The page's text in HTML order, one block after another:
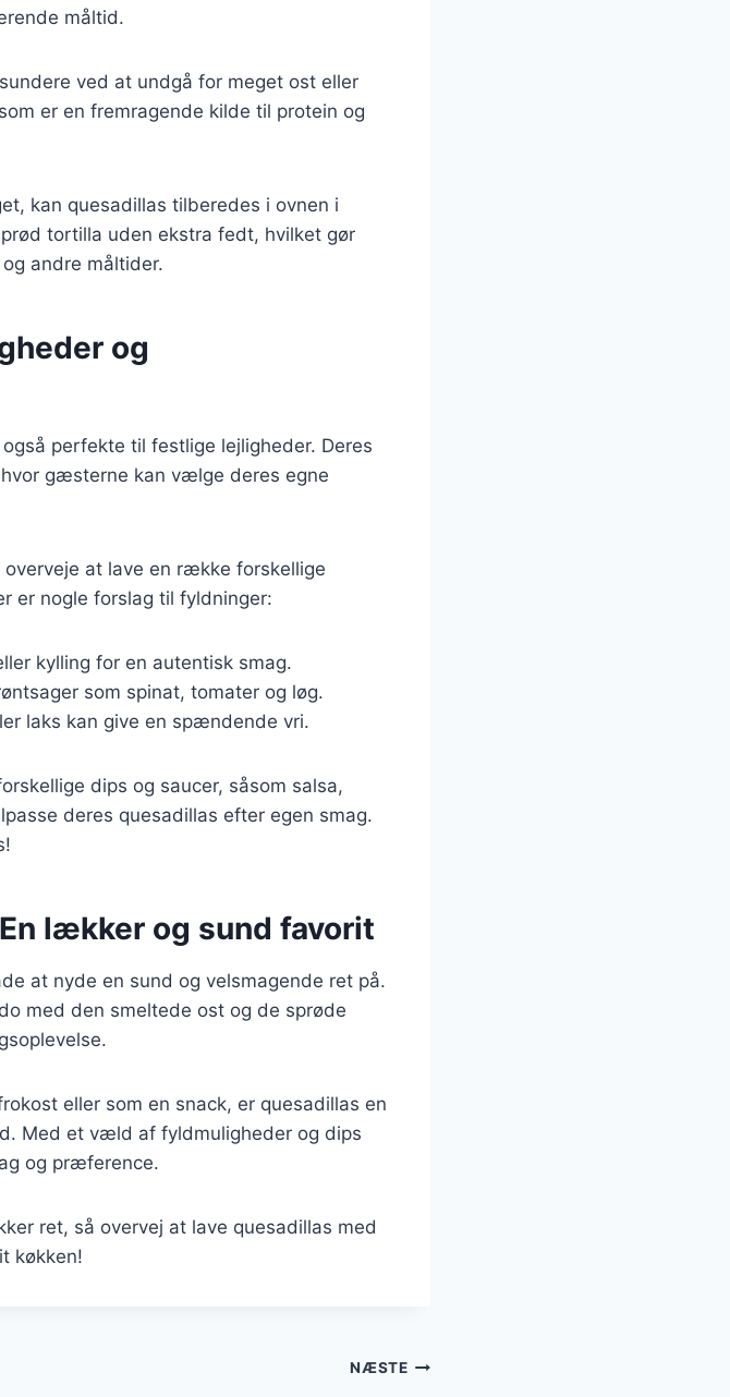
måltid.
ved at undgå for meget ost eller
er en fremragende kilde til protein og
kan quesadillas tilberedes i ovnen i
tortilla uden ekstra fedt, hvilket gør
andre måltider.
og
perfekte til festlige lejligheder. Deres
gæsterne kan vælge deres egne
at lave en række forskellige
er nogle forslag til fyldninger:
kylling for en autentisk smag.
som spinat, tomater og løg.
laks kan give en spændende vri.
dips og saucer, såsom salsa,
deres quesadillas efter egen smag.
lækker og sund favorit
at nyde en sund og velsmagende ret på.
med den smeltede ost og de sprøde
eller som en snack, er quesadillas en
Med et væld af fyldmuligheder og dips
og præference.
ret, så overvej at lave quesadillas med
køkken!
NÆSTE